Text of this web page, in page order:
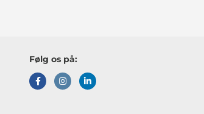
Følg os på: